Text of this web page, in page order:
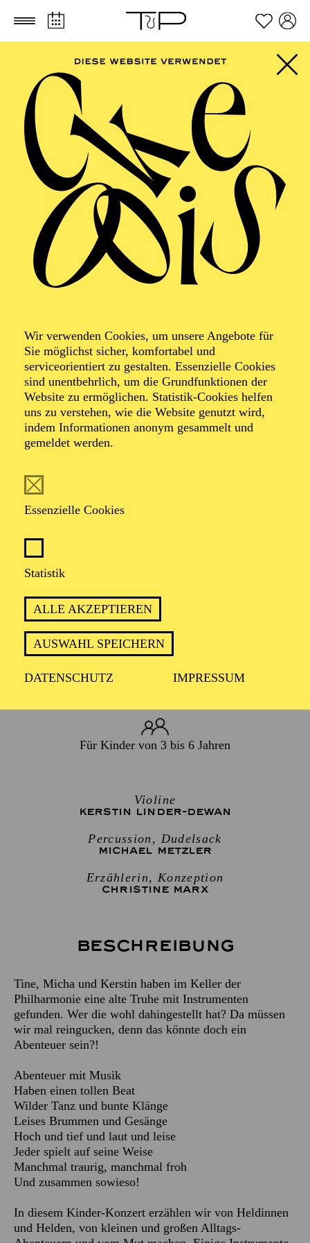
Zum Hauptinhalt springen Zum Footer springen
Wir verwenden Cookies, um unsere Angebote für
Sie möglichst sicher, komfortabel und
serviceorientiert zu gestalten. Essenzielle Cookies
sind unentbehrlich, um die Grundfunktionen der
Website zu ermöglichen. Statistik-Cookies helfen
uns zu verstehen, wie die Website genutzt wird,
indem Informationen anonym gesammelt und
gemeldet werden.
Essenzielle Cookies
Statistik
ALLE AKZEPTIEREN
AUSWAHL SPEICHERN
DATENSCHUTZ IMPRESSUM
PHILHARMONIE
Kinderkonzert
Abenteuer Musik
Eine Weltmusik-
Reise
TERMIN
Sonntag 28. Februar 2027
Montag 1. März 2027
Für Kinder von 3 bis 6 Jahren
Violine
KERSTIN LINDER-DEWAN
Percussion, Dudelsack
MICHAEL METZLER
Erzählerin, Konzeption
CHRISTINE MARX
Beschreibung
Tine, Micha und Kerstin haben im Keller der
Philharmonie eine alte Truhe mit Instrumenten
gefunden. Wer die wohl dahingestellt hat? Da müssen
wir mal reingucken, denn das könnte doch ein
Abenteuer sein?!
Abenteuer mit Musik
Haben einen tollen Beat
Wilder Tanz und bunte Klänge
Leises Brummen und Gesänge
Hoch und tief und laut und leise
Jeder spielt auf seine Weise
Manchmal traurig, manchmal froh
Und zusammen sowieso!
In diesem Kinder-Konzert erzählen wir von Heldinnen
und Helden, von kleinen und großen Alltags-